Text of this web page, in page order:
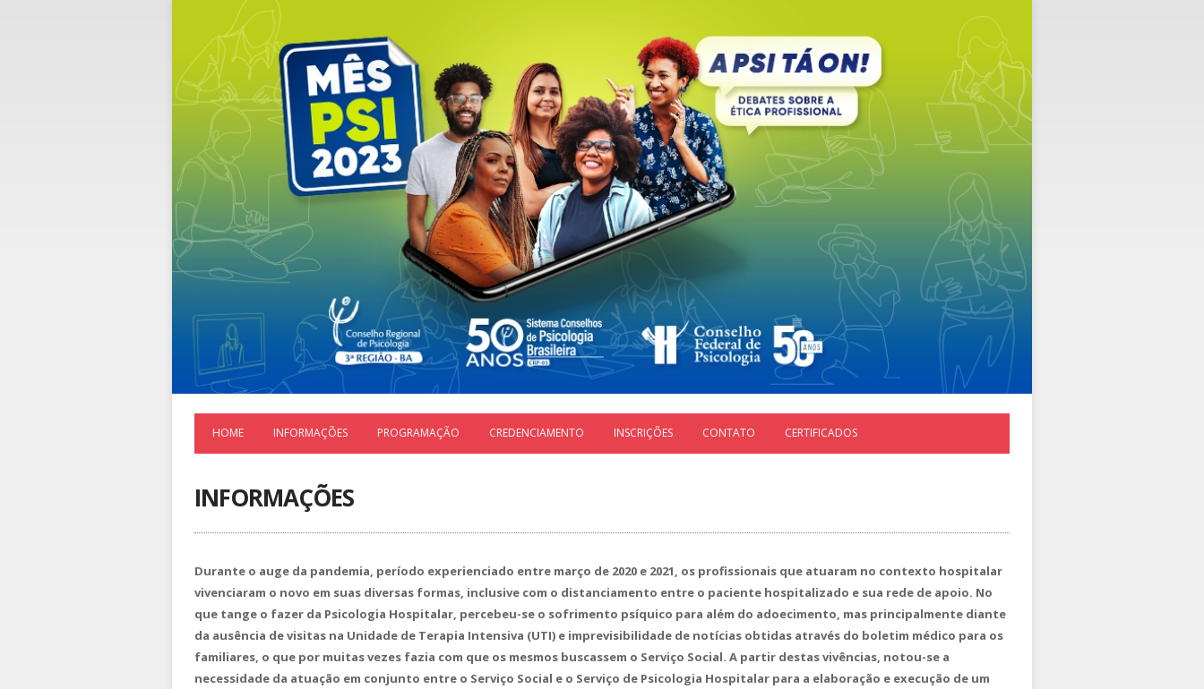
HOME INFORMAÇÕES PROGRAMAÇÃO CREDENCIAMENTO INSCRIÇÕES CONTATO CERTIFICADOS
INFORMAÇÕES
Durante o auge da pandemia, período experienciado entre março de 2020 e 2021, os profissionais que atuaram no contexto hospitalar
vivenciaram o novo em suas diversas formas, inclusive com o distanciamento entre o paciente hospitalizado e sua rede de apoio. No
que tange o fazer da Psicologia Hospitalar, percebeu-se o sofrimento psíquico para além do adoecimento, mas principalmente diante
da ausência de visitas na Unidade de Terapia Intensiva (UTI) e imprevisibilidade de notícias obtidas através do boletim médico para os
familiares, o que por muitas vezes fazia com que os mesmos buscassem o Serviço Social. A partir destas vivências, notou-se a
necessidade da atuação em conjunto entre o Serviço Social e o Serviço de Psicologia Hospitalar para a elaboração e execução de um